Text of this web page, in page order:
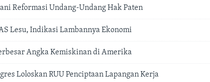
Reformasi Undang-Undang Hak Paten
Lesu, Indikasi Lambannya Ekonomi
Angka Kemiskinan di Amerika
Loloskan RUU Penciptaan Lapangan Kerja